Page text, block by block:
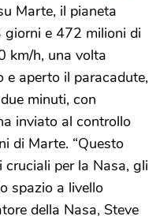
Marte, il pianeta
e 472 milioni di
km/h, una volta
e aperto il paracadute,
minuti, con
inviato al controllo
di Marte. “Questo
per la Nasa, gli
spazio a livello
della Nasa, Steve